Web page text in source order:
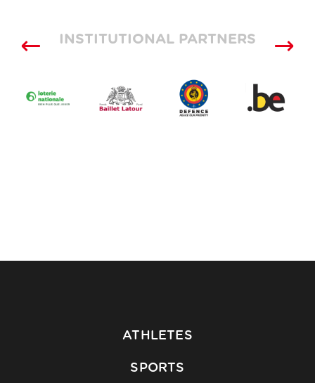
INSTITUTIONAL PARTNERS
ATHLETES
SPORTS